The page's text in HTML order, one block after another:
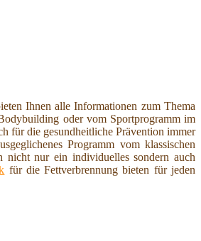
Ihnen alle Informationen zum Thema
oder vom Sportprogramm im
für die gesundheitliche Prävention immer
Programm vom klassischen
nur ein individuelles sondern auch
für die Fettverbrennung bieten für jeden